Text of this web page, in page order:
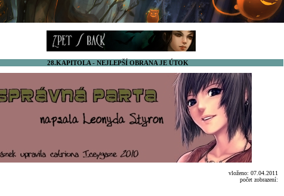
28.KAPITOLA - NEJLEPŠÍ OBRANA JE ÚTOK
vloženo: 07.04.2011
počet zobrazení: